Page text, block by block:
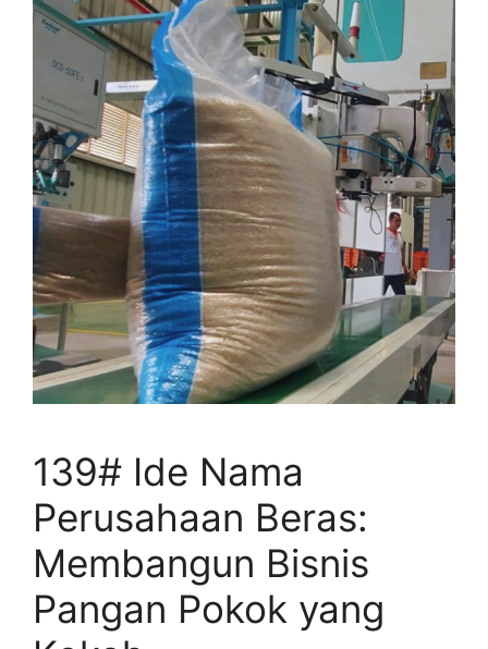
139# Ide Nama
Perusahaan Beras:
Membangun Bisnis
Pangan Pokok yang